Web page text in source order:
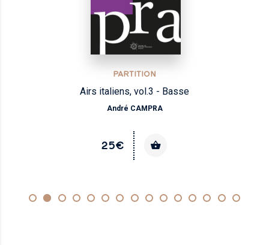
PARTITION
Airs italiens, vol.3 - Basse
André CAMPRA
25€